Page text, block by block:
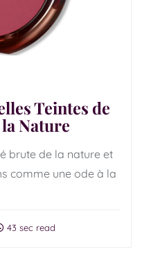
Teintes de
Nature
brute de la nature et
comme une ode à la
43 sec read